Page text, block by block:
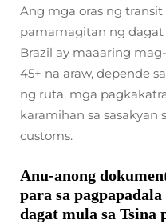
Ang mga oras ng transit
pamamagitan ng dagat
Brazil ay maaaring
45+ na araw, depende
ng ruta, mga
karamihan sa sasakyan
customs.
Anu-anong
para sa
dagat mula sa Tsina